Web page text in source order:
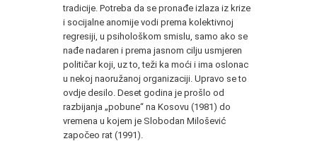
tradicije. Potreba da se pronađe izlaza iz krize
i socijalne anomije vodi prema kolektivnoj
regresiji, u psihološkom smislu, samo ako se
nađe nadaren i prema jasnom cilju usmjeren
političar koji, uz to, teži ka moći i ima oslonac
u nekoj naoružanoj organizaciji. Upravo se to
ovdje desilo. Deset godina je prošlo od
razbijanja „pobune“ na Kosovu (1981) do
vremena u kojem je Slobodan Milošević
započeo rat (1991).